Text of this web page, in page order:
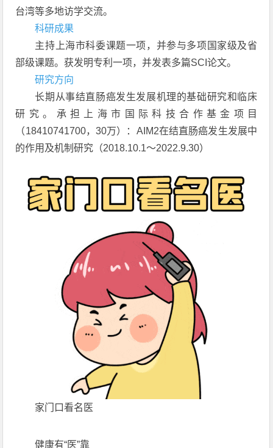
台湾等多地访学交流。
科研成果
主持上海市科委课题一项，并参与多项国家级及省
部级课题。获发明专利一项，并发表多篇SCI论文。
研究方向
长期从事结直肠癌发生发展机理的基础研究和临床
研究。承担上海市国际科技合作基金项目
（18410741700，30万）：AIM2在结直肠癌发生发展中
的作用及机制研究（2018.10.1～2022.9.30）
家门口看名医
健康有“医”靠